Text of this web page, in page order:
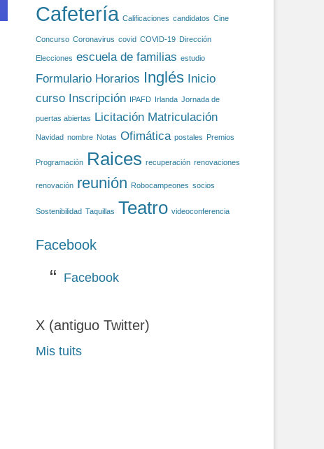
Cafetería Calificaciones candidatos Cine
Concurso Coronavirus covid COVID-19 Dirección
Elecciones escuela de familias estudio
Formulario Horarios Inglés Inicio
curso Inscripción IPAFD Irlanda Jornada de
puertas abiertas Licitación Matriculación
Navidad nombre Notas Ofimática postales Premios
Programación Raices recuperación renovaciones
renovación reunión Robocampeones socios
Sostenibilidad Taquillas Teatro videoconferencia
Facebook
Facebook
X (antiguo Twitter)
Mis tuits